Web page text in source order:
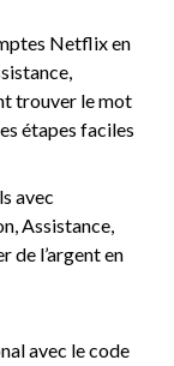
Netflix en
trouver le mot
étapes faciles
avec
Assistance,
de l’argent en
avec le code